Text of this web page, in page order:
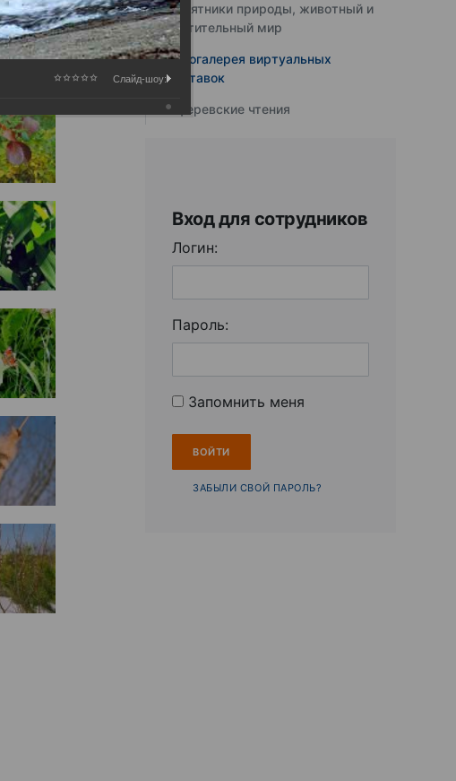
Памятники природы, животный и
растительный мир
Фотогалерея виртуальных
выставок
Юферевские чтения
Вход для сотрудников
Логин:
Пароль:
Запомнить меня
ЗАБЫЛИ СВОЙ ПАРОЛЬ?
Слайд-шоу: